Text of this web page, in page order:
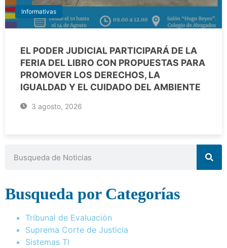
Informativas
EL PODER JUDICIAL PARTICIPARÁ DE LA
FERIA DEL LIBRO CON PROPUESTAS PARA
PROMOVER LOS DERECHOS, LA
IGUALDAD Y EL CUIDADO DEL AMBIENTE
3 agosto, 2026
Busqueda por Categorías
Tribunal de Evaluación
Suprema Corte de Justicia
Sistemas TI